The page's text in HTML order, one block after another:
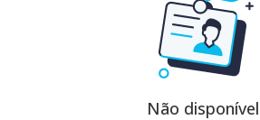
Não disponível